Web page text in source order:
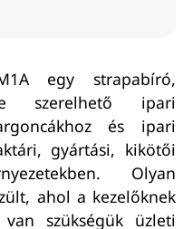
egy strapabíró,
szerelhető ipari
és ipari
gyártási, kikötői
Olyan
ahol a kezelőknek
szükségük üzleti